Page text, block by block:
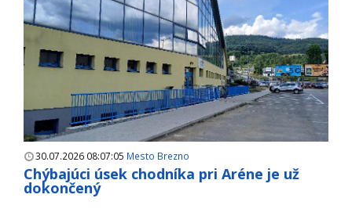
30.07.2026 08:07:05 Mesto Brezno
Chýbajúci úsek chodníka pri Aréne je už
dokončený